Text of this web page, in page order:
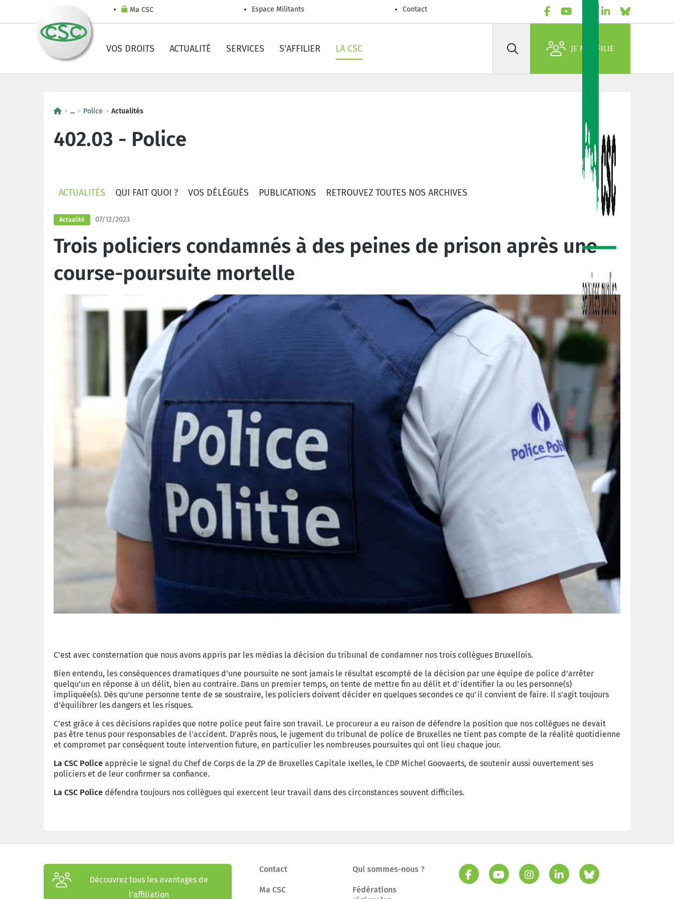
Ma CSC Espace Militants Contact
VOS DROITS ACTUALITÉ SERVICES S'AFFILIER LA CSC Rechercher JE M'AFFILIE
... Police Actualités
402.03 - Police
ACTUALITÉS QUI FAIT QUOI ? VOS DÉLÉGUÉS PUBLICATIONS RETROUVEZ TOUTES NOS ARCHIVES
Actualité 07/12/2023
Trois policiers condamnés à des peines de prison après une
course-poursuite mortelle
C'est avec consternation que nous avons appris par les médias la décision du tribunal de condamner nos trois collègues Bruxellois.
Bien entendu, les conséquences dramatiques d'une poursuite ne sont jamais le résultat escompté de la décision par une équipe de police d'arrêter
quelqu'un en réponse à un délit, bien au contraire. Dans un premier temps, on tente de mettre fin au délit et d'identifier la ou les personne(s)
impliquée(s). Dès qu'une personne tente de se soustraire, les policiers doivent décider en quelques secondes ce qu'il convient de faire. Il s'agit toujours
d'équilibrer les dangers et les risques.
C'est grâce à ces décisions rapides que notre police peut faire son travail. Le procureur a eu raison de défendre la position que nos collègues ne devait
pas être tenus pour responsables de l'accident. D’après nous, le jugement du tribunal de police de Bruxelles ne tient pas compte de la réalité quotidienne
et compromet par conséquent toute intervention future, en particulier les nombreuses poursuites qui ont lieu chaque jour.
La CSC Police apprécie le signal du Chef de Corps de la ZP de Bruxelles Capitale Ixelles, le CDP Michel Goovaerts, de soutenir aussi ouvertement ses
policiers et de leur confirmer sa confiance.
La CSC Police défendra toujours nos collègues qui exercent leur travail dans des circonstances souvent difficiles.
Découvrez tous les avantages de
l’affiliation
Contact
Ma CSC
Qui sommes-nous ?
Fédérations